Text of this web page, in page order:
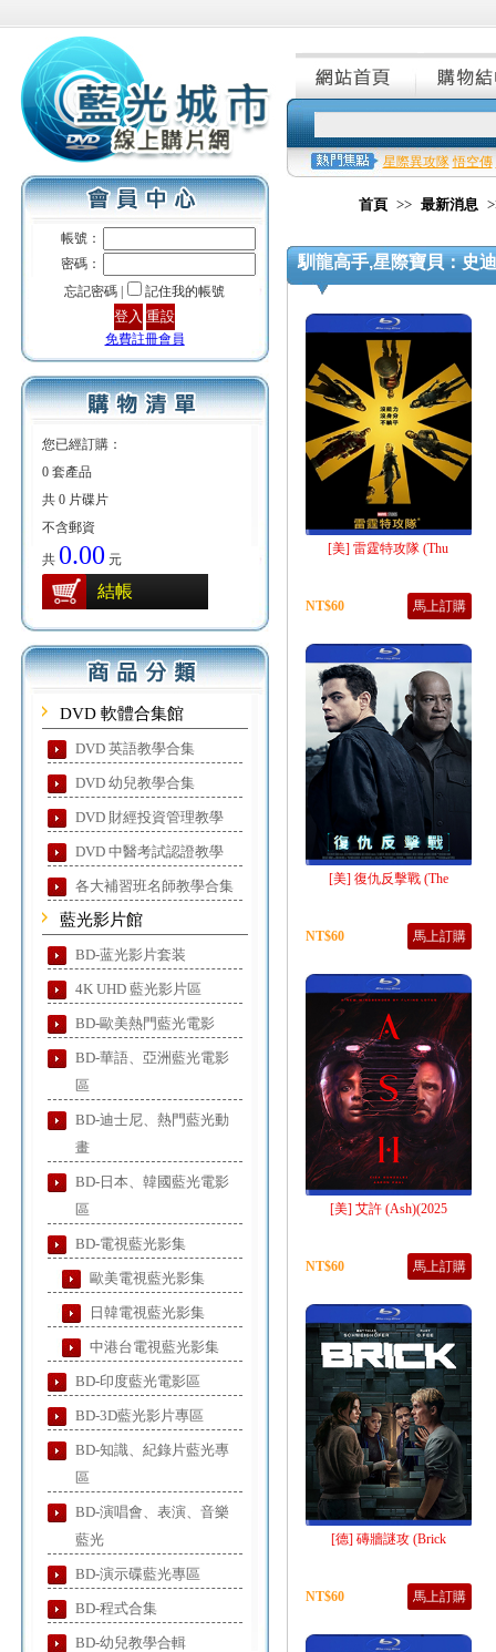
帳號：
密碼：
忘記密碼 |
記住我的帳號
免費註冊會員
您已經訂購：
0 套產品
共 0 片碟片
不含郵資
共 0.00 元
結帳
DVD 軟體合集館
DVD 英語教學合集
DVD 幼兒教學合集
DVD 財經投資管理教學
DVD 中醫考試認證教學
各大補習班名師教學合集
藍光影片館
BD-蓝光影片套装
4K UHD 藍光影片區
BD-歐美熱門藍光電影
BD-華語、亞洲藍光電影
區
BD-迪士尼、熱門藍光動
畫
BD-日本、韓國藍光電影
區
BD-電視藍光影集
歐美電視藍光影集
日韓電視藍光影集
中港台電視藍光影集
BD-印度藍光電影區
BD-3D藍光影片專區
BD-知識、紀錄片藍光專
區
BD-演唱會、表演、音樂
藍光
BD-演示碟藍光專區
BD-程式合集
BD-幼兒教學合輯
星際異攻隊 悟空傳
首頁 >> 最新消息
馴龍高手,星際寶貝：史
[美] 雷霆特攻隊 (Thu
NT$60 馬上訂購
[美] 復仇反擊戰 (The
NT$60 馬上訂購
[美] 艾許 (Ash)(2025
NT$60 馬上訂購
[德] 磚牆謎攻 (Brick
NT$60 馬上訂購